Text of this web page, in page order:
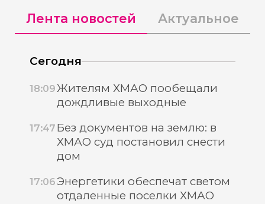
Лента новостей Актуальное
Сегодня
18:09Жителям ХМАО пообещали
дождливые выходные
17:47 Без документов на землю: в
ХМАО суд постановил снести
дом
17:06 Энергетики обеспечат светом
отдаленные поселки ХМАО